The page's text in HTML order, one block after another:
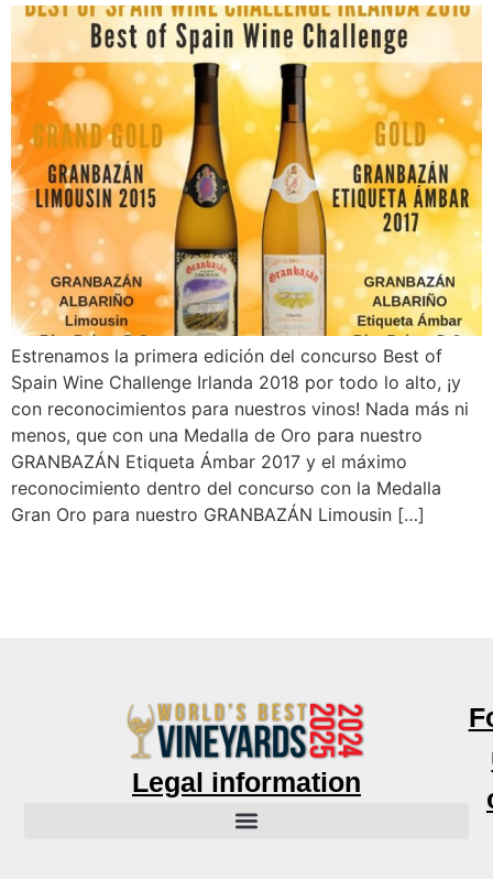
Estrenamos la primera edición del concurso Best of
Spain Wine Challenge Irlanda 2018 por todo lo alto, ¡y
con reconocimientos para nuestros vinos! Nada más ni
menos, que con una Medalla de Oro para nuestro
GRANBAZÁN Etiqueta Ámbar 2017 y el máximo
reconocimiento dentro del concurso con la Medalla
Gran Oro para nuestro GRANBAZÁN Limousin […]
Legal information